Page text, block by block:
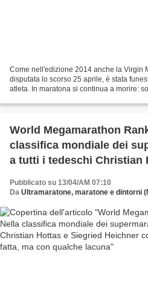
Come nell'edizione 2014 anche la Virgin
disputata lo scorso 25 aprile, è stata
atleta. In maratona si continua a morire:
World Megamarathon
classifica mondiale dei
a tutti i tedeschi Christian
con qualche lacuna
Pubblicato su 13/04/AM 07:10
Da Ultramaratone, maratone e dintorni